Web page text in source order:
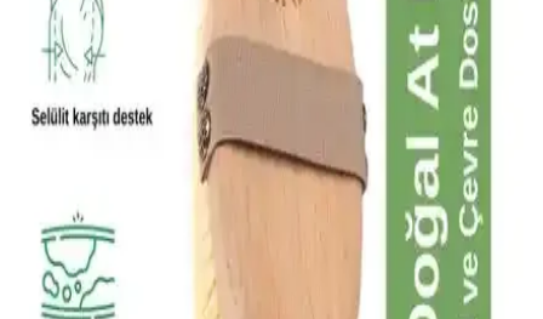
Selülit Karşıtı Doğal Masaj Yağı: Vegan ve Etkili
Cilt Sıkılaştırıcı Çözüm
BODYMELT Selülit Karşıtı Masaj Yağı, doğal içeriklerle selülit
görünümünü azaltır, cildi sıkılaştırır ve elastikiyet kazandırır. Düzenli
kullanımda gözle görülür sonuçlar sağlar.
Genel Markalar %100 Doğal At Kılı Fırçası ile Cilt
Bakımında Yeni Bir Dönem Başlıyor
Organik ve doğal malzemelerden üretilmiş at kılı fırçası, selülit,
çatlak ve batık gibi sorunlara karşı etkili olup, cilt yenileme ve
sağlıklı görünüm sağlar.